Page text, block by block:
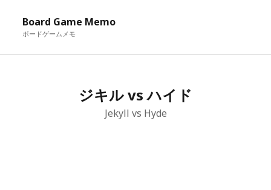
Board Game Memo
ボードゲームメモ
ジキル vs ハイド
Jekyll vs Hyde